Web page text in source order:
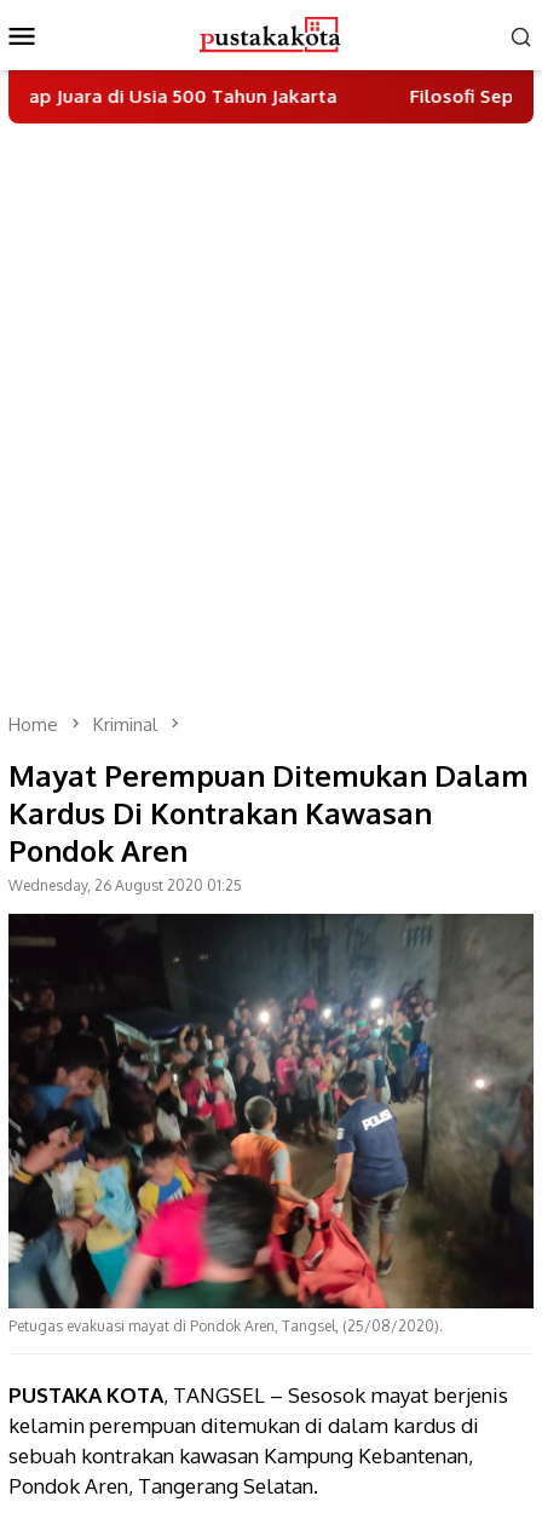
to
contentMenu
Usia 500 Tahun Jakarta Filosofi Sepak Bola
Home Kriminal
Mayat Perempuan Ditemukan Dalam
Kardus Di Kontrakan Kawasan
Pondok Aren
Wednesday, 26 August 2020 01:25
Petugas evakuasi mayat di Pondok Aren, Tangsel, (25/08/2020).
PUSTAKA KOTA, TANGSEL – Sesosok mayat berjenis
kelamin perempuan ditemukan di dalam kardus di
sebuah kontrakan kawasan Kampung Kebantenan,
Pondok Aren, Tangerang Selatan.